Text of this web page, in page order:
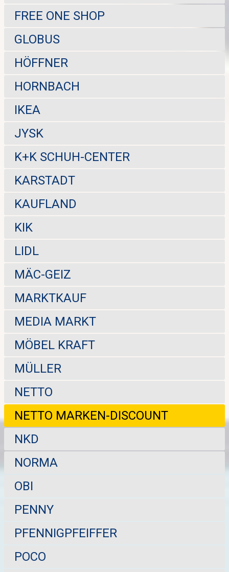
FREE ONE SHOP
GLOBUS
HÖFFNER
HORNBACH
IKEA
JYSK
K+K SCHUH-CENTER
KARSTADT
KAUFLAND
KIK
LIDL
MÄC-GEIZ
MARKTKAUF
MEDIA MARKT
MÖBEL KRAFT
MÜLLER
NETTO
NETTO MARKEN-DISCOUNT
NKD
NORMA
OBI
PENNY
PFENNIGPFEIFFER
POCO